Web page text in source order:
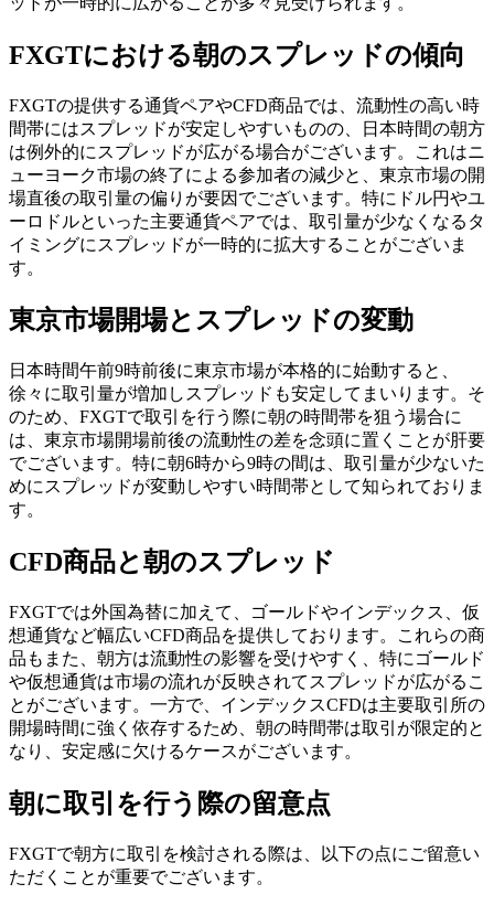
FXGTにおける朝のスプレッドの傾向
FXGTの提供する通貨ペアやCFD商品では、流動性の高い時
間帯にはスプレッドが安定しやすいものの、日本時間の朝方
は例外的にスプレッドが広がる場合がございます。これはニ
ューヨーク市場の終了による参加者の減少と、東京市場の開
場直後の取引量の偏りが要因でございます。特にドル円やユ
ーロドルといった主要通貨ペアでは、取引量が少なくなるタ
イミングにスプレッドが一時的に拡大することがございま
す。
東京市場開場とスプレッドの変動
日本時間午前9時前後に東京市場が本格的に始動すると、
徐々に取引量が増加しスプレッドも安定してまいります。そ
のため、FXGTで取引を行う際に朝の時間帯を狙う場合に
は、東京市場開場前後の流動性の差を念頭に置くことが肝要
でございます。特に朝6時から9時の間は、取引量が少ないた
めにスプレッドが変動しやすい時間帯として知られておりま
す。
CFD商品と朝のスプレッド
FXGTでは外国為替に加えて、ゴールドやインデックス、仮
想通貨など幅広いCFD商品を提供しております。これらの商
品もまた、朝方は流動性の影響を受けやすく、特にゴールド
や仮想通貨は市場の流れが反映されてスプレッドが広がるこ
とがございます。一方で、インデックスCFDは主要取引所の
開場時間に強く依存するため、朝の時間帯は取引が限定的と
なり、安定感に欠けるケースがございます。
朝に取引を行う際の留意点
FXGTで朝方に取引を検討される際は、以下の点にご留意い
ただくことが重要でございます。